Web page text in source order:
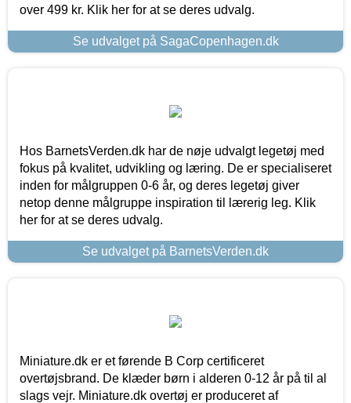
over 499 kr. Klik her for at se deres udvalg.
Se udvalget på SagaCopenhagen.dk
Hos BarnetsVerden.dk har de nøje udvalgt legetøj med
fokus på kvalitet, udvikling og læring. De er specialiseret
inden for målgruppen 0-6 år, og deres legetøj giver
netop denne målgruppe inspiration til lærerig leg. Klik
her for at se deres udvalg.
Se udvalget på BarnetsVerden.dk
Miniature.dk er et førende B Corp certificeret
overtøjsbrand. De klæder børn i alderen 0-12 år på til al
slags vejr. Miniature.dk overtøj er produceret af